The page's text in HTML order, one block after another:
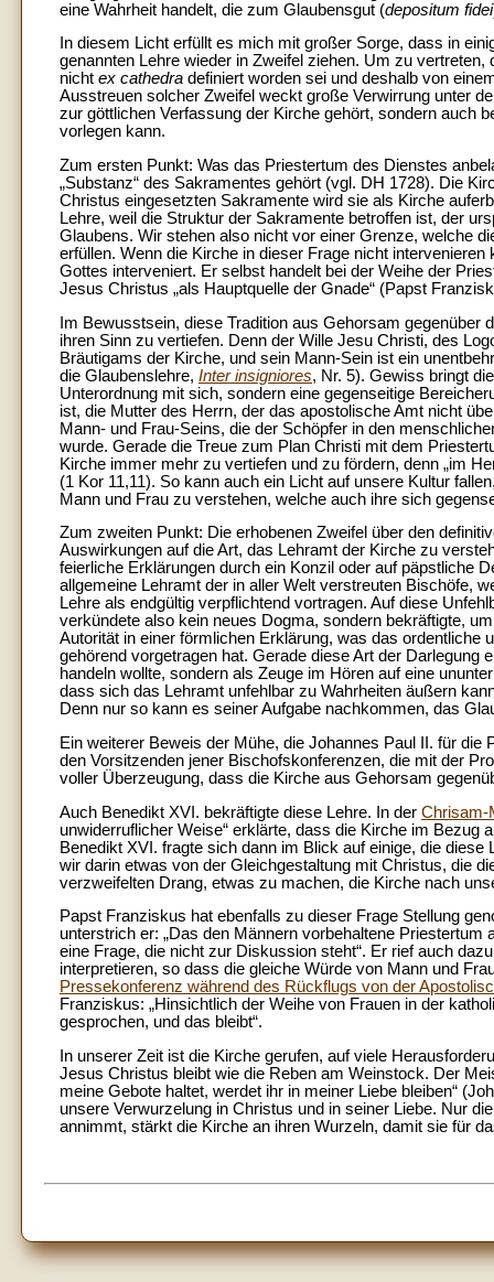
eine Wahrheit handelt, die zum Glaubensgut (depositum fidei
In diesem Licht erfüllt es mich mit großer Sorge, dass in
genannten Lehre wieder in Zweifel ziehen. Um zu
nicht ex cathedra definiert worden sei und deshalb von
Ausstreuen solcher Zweifel weckt große Verwirrung unter
zur göttlichen Verfassung der Kirche gehört, sondern auch
vorlegen kann.
Zum ersten Punkt: Was das Priestertum des Dienstes
„Substanz“ des Sakramentes gehört (vgl. DH 1728). Die
Christus eingesetzten Sakramente wird sie als Kirche
Lehre, weil die Struktur der Sakramente betroffen ist, der
Glaubens. Wir stehen also nicht vor einer Grenze, welche
erfüllen. Wenn die Kirche in dieser Frage nicht
Gottes interveniert. Er selbst handelt bei der Weihe der
Jesus Christus „als Hauptquelle der Gnade“ (Papst
Im Bewusstsein, diese Tradition aus Gehorsam
ihren Sinn zu vertiefen. Denn der Wille Jesu Christi, des
Bräutigams der Kirche, und sein Mann-Sein ist ein
die Glaubenslehre, Inter insigniores, Nr. 5). Gewiss bringt
Unterordnung mit sich, sondern eine gegenseitige
ist, die Mutter des Herrn, der das apostolische Amt nicht
Mann- und Frau-Seins, die der Schöpfer in den
wurde. Gerade die Treue zum Plan Christi mit dem
Kirche immer mehr zu vertiefen und zu fördern, denn „im
(1 Kor 11,11). So kann auch ein Licht auf unsere Kultur
Mann und Frau zu verstehen, welche auch ihre sich
Zum zweiten Punkt: Die erhobenen Zweifel über den
Auswirkungen auf die Art, das Lehramt der Kirche zu
feierliche Erklärungen durch ein Konzil oder auf päpstliche
allgemeine Lehramt der in aller Welt verstreuten Bischöfe,
Lehre als endgültig verpflichtend vortragen. Auf diese
verkündete also kein neues Dogma, sondern bekräftigte,
Autorität in einer förmlichen Erklärung, was das
gehörend vorgetragen hat. Gerade diese Art der
handeln wollte, sondern als Zeuge im Hören auf eine
dass sich das Lehramt unfehlbar zu Wahrheiten äußern
Denn nur so kann es seiner Aufgabe nachkommen, das
Ein weiterer Beweis der Mühe, die Johannes Paul II. für
den Vorsitzenden jener Bischofskonferenzen, die mit der
voller Überzeugung, dass die Kirche aus Gehorsam
Auch Benedikt XVI. bekräftigte diese Lehre. In der Chrisam-
unwiderruflicher Weise“ erklärte, dass die Kirche im Bezug
Benedikt XVI. fragte sich dann im Blick auf einige, die
wir darin etwas von der Gleichgestaltung mit Christus, die
verzweifelten Drang, etwas zu machen, die Kirche nach
Papst Franziskus hat ebenfalls zu dieser Frage Stellung
unterstrich er: „Das den Männern vorbehaltene
eine Frage, die nicht zur Diskussion steht“. Er rief auch
interpretieren, so dass die gleiche Würde von Mann und
Pressekonferenz während des Rückflugs von der
Franziskus: „Hinsichtlich der Weihe von Frauen in der
gesprochen, und das bleibt“.
In unserer Zeit ist die Kirche gerufen, auf viele
Jesus Christus bleibt wie die Reben am Weinstock. Der
meine Gebote haltet, werdet ihr in meiner Liebe bleiben“
unsere Verwurzelung in Christus und in seiner Liebe. Nur
annimmt, stärkt die Kirche an ihren Wurzeln, damit sie für